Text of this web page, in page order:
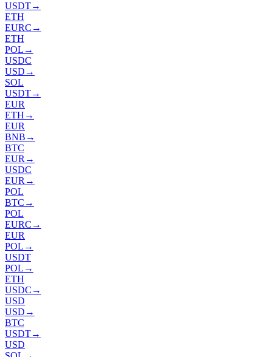
USDT→
ETH
EURC →
ETH
POL →
USDC
USD →
SOL
USDT→
EUR
ETH →
EUR
BNB →
BTC
EUR →
USDC
EUR →
POL
BTC →
POL
EURC →
EUR
POL →
USDT
POL →
ETH
USDC →
USD
USD →
BTC
USDT→
USD